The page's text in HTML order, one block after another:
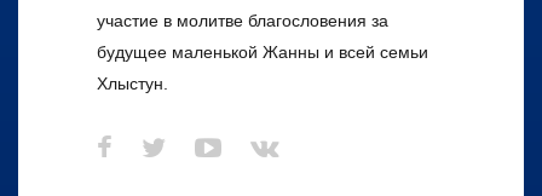
участие в молитве благословения за
будущее маленькой Жанны и всей семьи
Хлыстун.